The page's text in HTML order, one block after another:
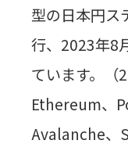
型の日本円ス
行、2023年8
ています。（
Ethereum、
Avalanche、